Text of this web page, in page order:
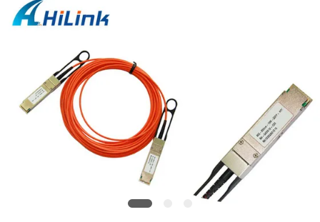
KEBIJAKAN